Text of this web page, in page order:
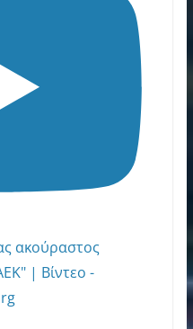
ακούραστος
| Βίντεο -